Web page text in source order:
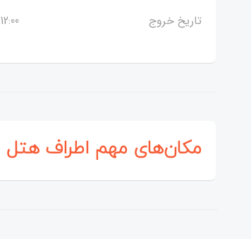
تاریخ خروج
12:00 pm
مکان‌های مهم اطراف هتل